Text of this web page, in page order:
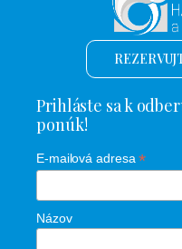
Prihláste sa k
ponúk!
E-mailová adresa*
Názov